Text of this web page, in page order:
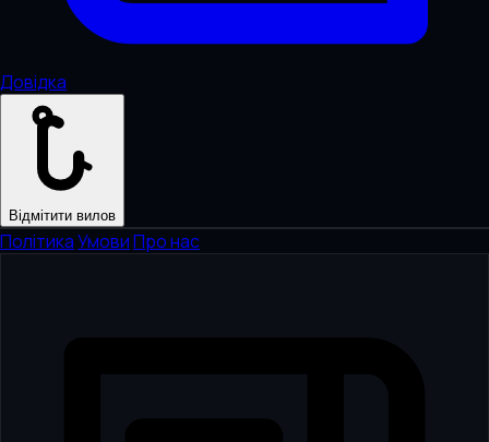
Довідка
Відмітити вилов
ПолітикаУмовиПро нас